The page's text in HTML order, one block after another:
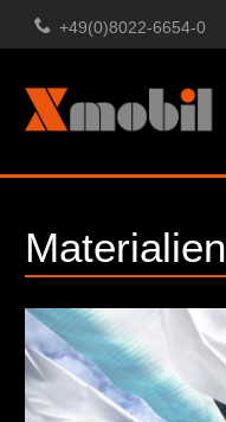
+49(0)8022-6654-0
Materialien